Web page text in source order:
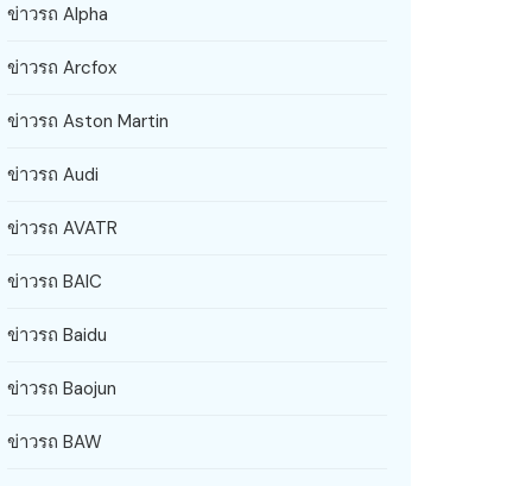
ข่าวรถ Alpha
ข่าวรถ Arcfox
ข่าวรถ Aston Martin
ข่าวรถ Audi
ข่าวรถ AVATR
ข่าวรถ BAIC
ข่าวรถ Baidu
ข่าวรถ Baojun
ข่าวรถ BAW